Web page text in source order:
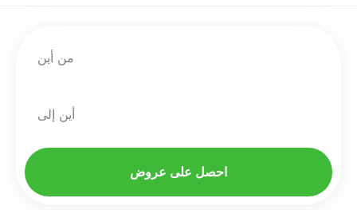
من أين
أين إلى
احصل على عروض